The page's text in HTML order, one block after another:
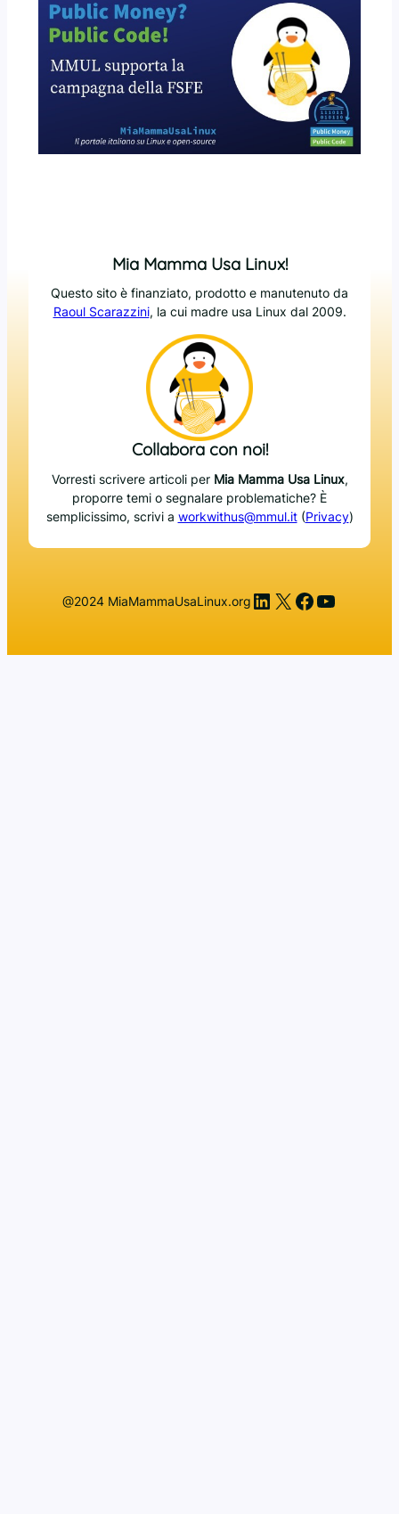
Mia Mamma Usa Linux!
Questo sito è finanziato, prodotto e manutenuto da
Raoul Scarazzini, la cui madre usa Linux dal 2009.
Collabora con noi!
Vorresti scrivere articoli per Mia Mamma Usa Linux,
proporre temi o segnalare problematiche? È
semplicissimo, scrivi a workwithus@mmul.it(Privacy)
@2024 MiaMammaUsaLinux.org LinkedIn
X Facebook